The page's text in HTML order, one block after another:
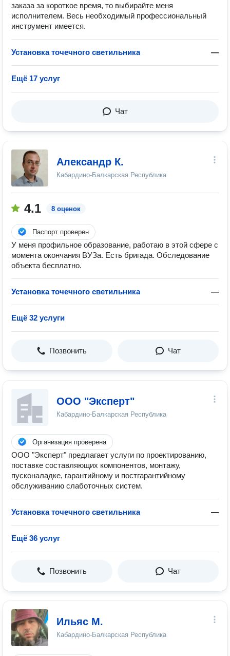
заказа за короткое время, то выбирайте меня
исполнителем. Весь необходимый профессиональный
инструмент имеется.
Установка точечного светильника —
Ещё 17 услуг
Чат
Александр К.
Кабардино-Балкарская Республика
4.1 8 оценок
Паспорт проверен
У меня профильное образование, работаю в этой сфере с
момента окончания ВУЗа. Есть бригада. Обследование
объекта бесплатно.
Установка точечного светильника —
Ещё 32 услуги
Позвонить Чат
ООО "Эксперт"
Кабардино-Балкарская Республика
Организация проверена
ООО "Эксперт" предлагает услуги по проектированию,
поставке составляющих компонентов, монтажу,
пусконаладке, гарантийному и постгарантийному
обслуживанию слаботочных систем.
Установка точечного светильника —
Ещё 36 услуг
Позвонить Чат
Ильяс М.
Кабардино-Балкарская Республика